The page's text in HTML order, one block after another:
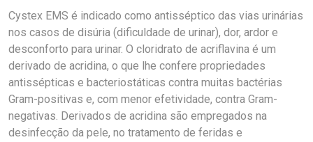
Cystex EMS é indicado como antisséptico das vias urinárias
nos casos de disúria (dificuldade de urinar), dor, ardor e
desconforto para urinar. O cloridrato de acriflavina é um
derivado de acridina, o que lhe confere propriedades
antissépticas e bacteriostáticas contra muitas bactérias
Gram-positivas e, com menor efetividade, contra Gram-
negativas. Derivados de acridina são empregados na
desinfecção da pele, no tratamento de feridas e